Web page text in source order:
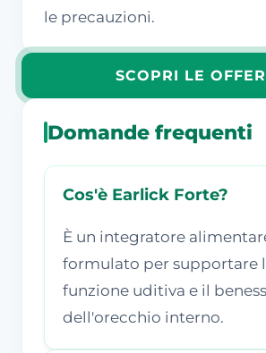
le precauzioni.
SCOPRI LE
Domande frequenti
Cos'è Earlick Forte?
È un integratore
formulato per supportare
funzione uditiva e il
dell'orecchio interno.